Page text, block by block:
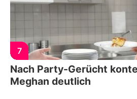
7
Nach Party-Gerücht
Meghan deutlich